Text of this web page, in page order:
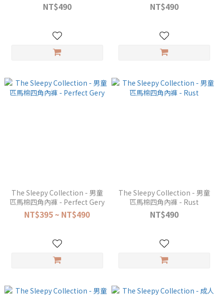
NT$490 NT$490
The Sleepy Collection - 男童
匹馬棉四角內褲 - Perfect Gery
NT$395 ~ NT$490
The Sleepy Collection - 男童
匹馬棉四角內褲 - Rust
NT$490